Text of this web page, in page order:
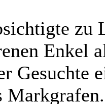
zu
Enkel
Gesuchte